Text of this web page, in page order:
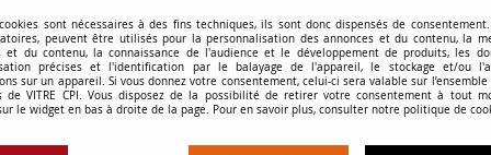
DES VITRES ET BOUTONS DE
sont nécessaires à des fins techniques, ils sont donc dispensés de
peuvent être utilisés pour la personnalisation des annonces et du contenu, la
et du contenu, la connaissance de l'audience et le développement de produits, les
précises et l'identification par le balayage de l'appareil, le stockage et/ou
sur un appareil. Si vous donnez votre consentement, celui-ci sera valable sur l’ensemble
de VITRE CPI. Vous disposez de la possibilité de retirer votre consentement à tout
le widget en bas à droite de la page. Pour en savoir plus, consulter notre politique de